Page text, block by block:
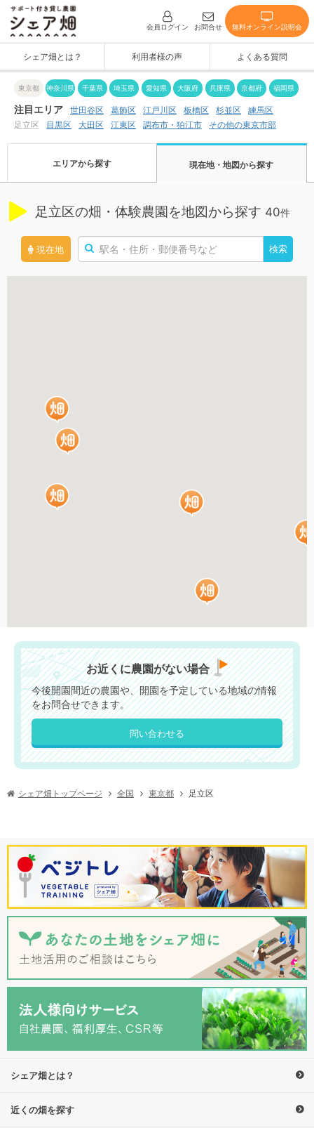
会員ログイン お問合せ 無料オンライン説明会
シェア畑とは？ 利用者様の声 よくある質問
東京都 神奈川県 千葉県 埼玉県 愛知県 大阪府 兵庫県 京都府 福岡県
注目エリア 世田谷区 葛飾区 江戸川区 板橋区 杉並区
練馬区
足立区
目黒区 大田区 江東区 調布市・狛江市 その他の東京市部
エリアから探す 現在地・地図から探す
足立区の畑・体験農園を地図から探す 40件
現在地 検索
お近くに農園がない場合
今後開園間近の農園や、開園を予定している地域の情報
をお問合せできます。
問い合わせる
シェア畑トップページ 全国 東京都 足立区
シェア畑とは？
近くの畑を探す